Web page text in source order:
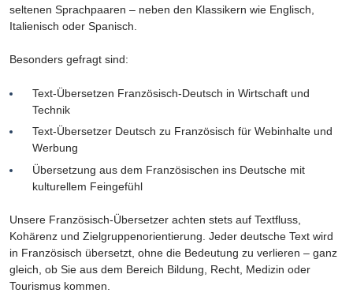
seltenen Sprachpaaren – neben den Klassikern wie Englisch,
Italienisch oder Spanisch.
Besonders gefragt sind:
Text-Übersetzen Französisch-Deutsch in Wirtschaft und
Technik
Text-Übersetzer Deutsch zu Französisch für Webinhalte und
Werbung
Übersetzung aus dem Französischen ins Deutsche mit
kulturellem Feingefühl
Unsere Französisch-Übersetzer achten stets auf Textfluss,
Kohärenz und Zielgruppenorientierung. Jeder deutsche Text wird
in Französisch übersetzt, ohne die Bedeutung zu verlieren – ganz
gleich, ob Sie aus dem Bereich Bildung, Recht, Medizin oder
Tourismus kommen.